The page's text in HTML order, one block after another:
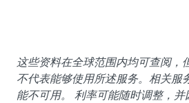
这些资料在全球范围内均可查阅，
不代表能够使用所述服务。相关服
能不可用。 利率可能随时调整，